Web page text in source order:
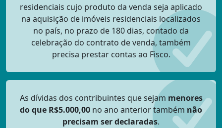
residenciais cujo produto da venda seja aplicado
na aquisição de imóveis residenciais localizados
no país, no prazo de 180 dias, contado da
celebração do contrato de venda, também
precisa prestar contas ao Fisco.
As dívidas dos contribuintes que sejam menores
do que R$5.000,00 no ano anterior também não
precisam ser declaradas.